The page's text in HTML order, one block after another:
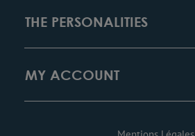
THE PERSONALITIES
MY ACCOUNT